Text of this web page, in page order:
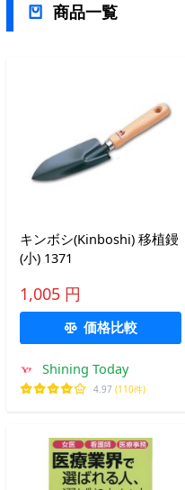
商品一覧
キンボシ(Kinboshi) 移植鏝
(小) 1371
1,005 円
価格比較
Shining Today
4.97 (110件)